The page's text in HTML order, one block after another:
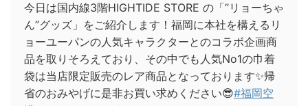
今日は国内線3階HIGHTIDE STORE の「”リョーちゃ
ん”グッズ」をご紹介します！福岡に本社を構えるリ
ョーユーパンの人気キャラクターとのコラボ企画商
品を取りそろえており、その中でも人気No1の巾着
袋は当店限定販売のレア商品となっております✨帰
省のおみやげに是非お買い求めください😎#福岡空